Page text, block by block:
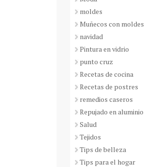
moldes
Muñecos con moldes
navidad
Pintura en vidrio
punto cruz
Recetas de cocina
Recetas de postres
remedios caseros
Repujado en aluminio
Salud
Tejidos
Tips de belleza
Tips para el hogar